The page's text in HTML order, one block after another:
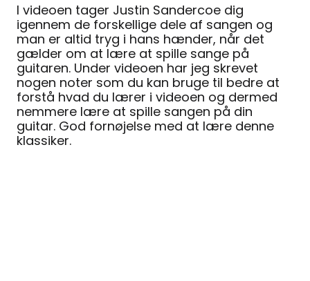
I videoen tager Justin Sandercoe dig
igennem de forskellige dele af sangen og
man er altid tryg i hans hænder, når det
gælder om at lære at spille sange på
guitaren. Under videoen har jeg skrevet
nogen noter som du kan bruge til bedre at
forstå hvad du lærer i videoen og dermed
nemmere lære at spille sangen på din
guitar. God fornøjelse med at lære denne
klassiker.